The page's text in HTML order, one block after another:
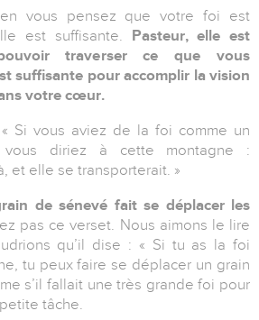
vous pensez que votre foi est
est suffisante. Pasteur, elle est
traverser ce que vous
suffisante pour accomplir la vision
votre cœur.
Si vous aviez de la foi comme un
diriez à cette montagne :
et elle se transporterait. »
de sénevé fait se déplacer les
pas ce verset. Nous aimons le lire
qu’il dise : « Si tu as la foi
tu peux faire se déplacer un grain
s’il fallait une très grande foi pour
tâche.